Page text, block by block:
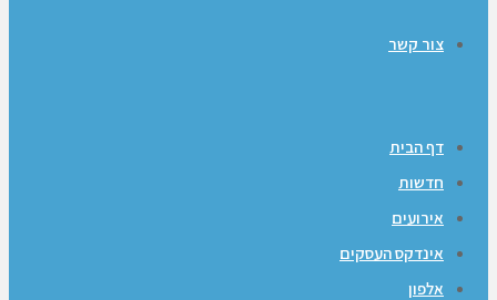
צור קשר
דף הבית
חדשות
אירועים
אינדקס העסקים
אלפון